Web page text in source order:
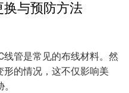
换与预防方法​
管是常见的布线材料。然
形的情况，这不仅影响美